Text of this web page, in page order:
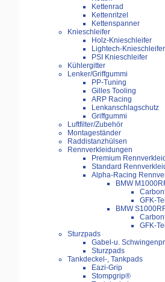
Kettenrad
Kettenritzel
Kettenspanner
Knieschleifer
Holz-Knieschleifer
Lightech-Knieschleifer
PSI Knieschleifer
Kühlergitter
Lenker/Griffgummi
PP-Tuning
Gilles Tooling
ARP Racing
Lenkanschlagschutz
Griffgummi
Luftfilter/Zubehör
Montageständer
Raddistanzhülsen
Rennverkleidungen
Premium
Standard
Alpha-Racing
BMW
GFK-
BMW
GFK-
Sturzpads
Gabel-u.
Sturzpads
Tankdeckel-, Tankpads
Eazi-Grip
Stompgrip®